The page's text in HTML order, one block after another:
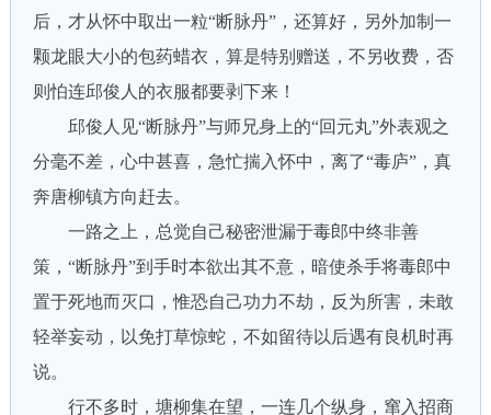
后，才从怀中取出一粒“断脉丹”，还算好，另外加制一
颗龙眼大小的包药蜡衣，算是特别赠送，不另收费，否
则怕连邱俊人的衣服都要剥下来！
邱俊人见“断脉丹”与师兄身上的“回元丸”外表观之
分毫不差，心中甚喜，急忙揣入怀中，离了“毒庐”，真
奔唐柳镇方向赶去。
一路之上，总觉自己秘密泄漏于毒郎中终非善
策，“断脉丹”到手时本欲出其不意，暗使杀手将毒郎中
置于死地而灭口，惟恐自己功力不劫，反为所害，未敢
轻举妄动，以免打草惊蛇，不如留待以后遇有良机时再
说。
行不多时，塘柳集在望，一连几个纵身，窜入招商